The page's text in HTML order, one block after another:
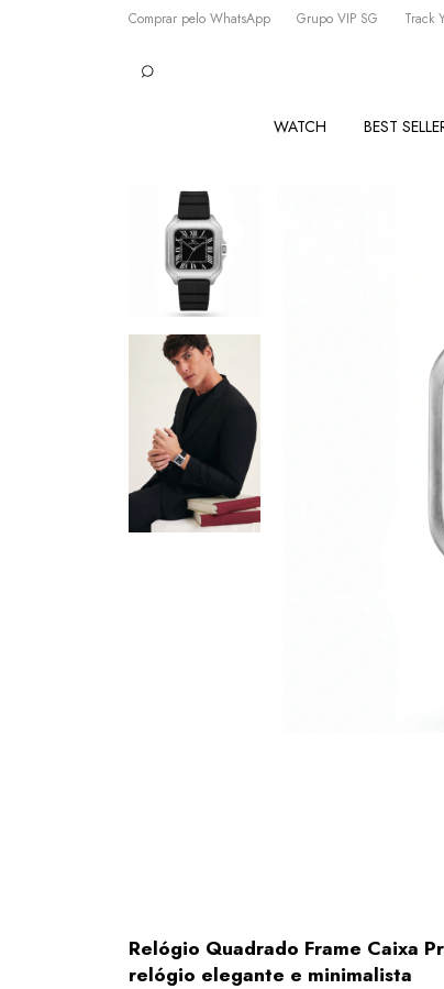
Comprar pelo WhatsApp Grupo VIP SG Track
WATCH BEST
Relógio Quadrado Frame Caixa
relógio elegante e minimalista